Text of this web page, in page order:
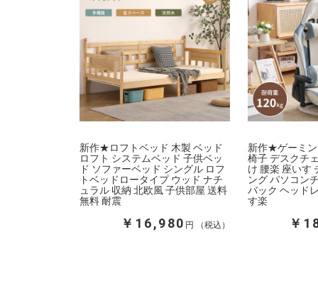
新作★ロフトベッド 木製 ベッド
ロフト システムベッド 子供ベッ
ド ソファーベッド シングル ロフ
トベッドロータイプ ウッド ナチ
ュラル 収納 北欧風 子供部屋 送料
無料 耐震
￥16,980 円
新作★ゲーミン
椅子 デスクチ
け 腰楽 座いす
ング パソコン
バック ヘッド
す楽
￥